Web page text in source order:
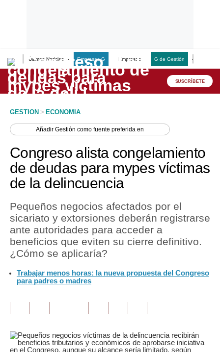
Últimas Noticias Empresas G Empresas G de Gestión
Lo último
Peru Quiosco
Economía
Mercados
Política
Tu Dinero
Finanzas Personales
Inmobiliarias
Opinión
Editorial
SUSCRÍBETE
GESTION > ECONOMIA
AñadirGestión como fuente preferida en
Congreso alista congelamiento
de deudas para mypes víctimas
de la delincuencia
Pequeños negocios afectados por el
sicariato y extorsiones deberán registrarse
ante autoridades para acceder a
beneficios que eviten su cierre definitivo.
¿Cómo se aplicaría?
Trabajar menos horas: la nueva propuesta del Congreso
para padres o madres